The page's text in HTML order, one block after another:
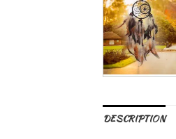
DESCRIPTION